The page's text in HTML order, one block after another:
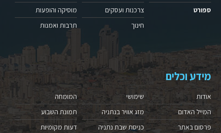
ספורט
צרכנות ועסקים
חינוך
מוסיקה והופעות
תרבות ואמנות
מידע וכלים
אודות
המייל האדום
פרסום באתר
שימושי
מזג אוויר בנתניה
כניסת שבת נתניה
המומחה
תמונת השבוע
דעות מקומיות